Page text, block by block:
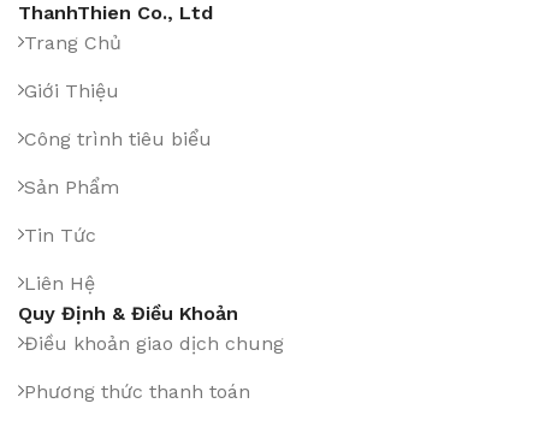
ThanhThien Co., Ltd
Trang Chủ
Giới Thiệu
Công trình tiêu biểu
Sản Phẩm
Tin Tức
Liên Hệ
Quy Định & Điều Khoản
Điều khoản giao dịch chung
Phương thức thanh toán